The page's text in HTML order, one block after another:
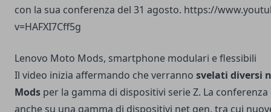
con la sua conferenza del 31 agosto. https://
v=HAFXI7Cff5g
Lenovo Moto Mods, smartphone modulari e flessibili
Il video inizia affermando che verranno svelati diversi
Mods per la gamma di dispositivi serie Z. La
anche su una gamma di dispositivi net gen, tra cui